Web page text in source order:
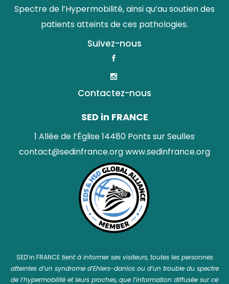
Spectre de l’Hypermobilité, ainsi qu’au soutien des
patients atteints de ces pathologies.
Suivez-nous
Contactez-nous
SED in FRANCE
1 Allée de l’Église 14480 Ponts sur Seulles
contact@sedinfrance.orgwww.sedinfrance.org
SED’in FRANCEtient à informer ses visiteurs, toutes les personnes
atteintes d’un syndrome d’Ehlers-danlos ou d’un trouble du spectre
de l’hypermobilité et leurs proches, que l’information diffusée sur ce